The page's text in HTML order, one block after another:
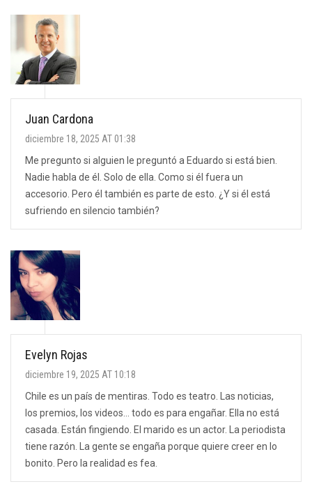
Juan Cardona
diciembre 18, 2025 AT 01:38
Me pregunto si alguien le preguntó a Eduardo si está bien.
Nadie habla de él. Solo de ella. Como si él fuera un
accesorio. Pero él también es parte de esto. ¿Y si él está
sufriendo en silencio también?
Evelyn Rojas
diciembre 19, 2025 AT 10:18
Chile es un país de mentiras. Todo es teatro. Las noticias,
los premios, los videos... todo es para engañar. Ella no está
casada. Están fingiendo. El marido es un actor. La periodista
tiene razón. La gente se engaña porque quiere creer en lo
bonito. Pero la realidad es fea.